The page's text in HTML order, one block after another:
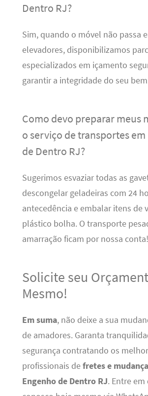
Dentro RJ?
Sim, quando o móvel não passa
elevadores, disponibilizamos
especializados em içamento
garantir a integridade do seu
Como devo preparar meus
o serviço de transportes
de Dentro RJ?
Sugerimos esvaziar todas as
descongelar geladeiras com 24
antecedência e embalar itens de
plástico bolha. O transporte
amarração ficam por nossa conta!
Solicite seu
Mesmo!
Em suma, não deixe a sua
de amadores. Garanta
segurança contratando os
profissionais defretes e
Engenho de Dentro RJ. Entre